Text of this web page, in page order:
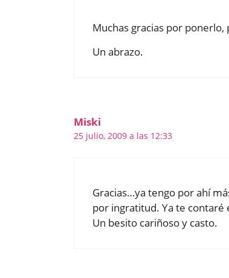
Muchas gracias por
Un abrazo.
Miski
25 julio, 2009 a las 12:33
Gracias…ya tengo por ahí
por ingratitud. Ya te
Un besito cariñoso y casto.